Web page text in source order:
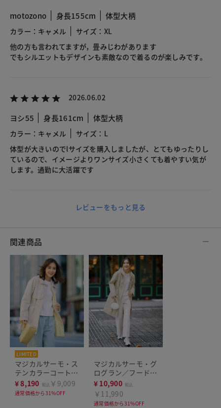
motozono 身長155cm 体型大柄
カラー：キャメル
サイズ：XL
他の方も言われてますが，畳みじわがあります
でもシルエットもデザインも素敵なので着るのが楽しみです。
2026.06.02
ヨシ55 身長161cm 体型大柄
カラー：キャメル
サイズ：L
体型が大きいのでlサイズを購入しましたが、とてもゆったりし
ているので、イメージよりワンサイズ小さくても着やすい気が
します。通勤に大活躍です
レビューをもっと見る
関連商品
LIMITED
マジカルサーモ・ス
テンカラーコート／
ミドル
¥8,190 税込 ￥9,009
通常価格から31%OFF
マジカルサーモ・グ
ログラン／フードコ
ート
¥ 10,900 税込
￥11,990
通常価格から31%OFF